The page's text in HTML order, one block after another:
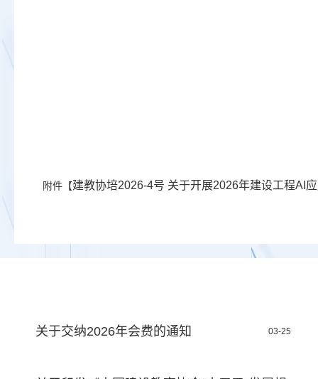
附件【建教协培2026-4号 关于开展2026年建设工程AI
关于交纳2026年会费的通知 03-25